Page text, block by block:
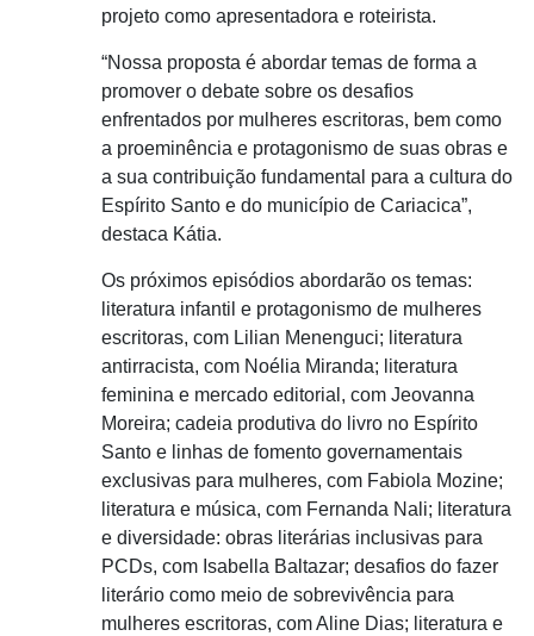
projeto como apresentadora e roteirista.
“Nossa proposta é abordar temas de forma a
promover o debate sobre os desafios
enfrentados por mulheres escritoras, bem como
a proeminência e protagonismo de suas obras e
a sua contribuição fundamental para a cultura do
Espírito Santo e do município de Cariacica”,
destaca Kátia.
Os próximos episódios abordarão os temas:
literatura infantil e protagonismo de mulheres
escritoras, com Lilian Menenguci; literatura
antirracista, com Noélia Miranda; literatura
feminina e mercado editorial, com Jeovanna
Moreira; cadeia produtiva do livro no Espírito
Santo e linhas de fomento governamentais
exclusivas para mulheres, com Fabiola Mozine;
literatura e música, com Fernanda Nali; literatura
e diversidade: obras literárias inclusivas para
PCDs, com Isabella Baltazar; desafios do fazer
literário como meio de sobrevivência para
mulheres escritoras, com Aline Dias; literatura e